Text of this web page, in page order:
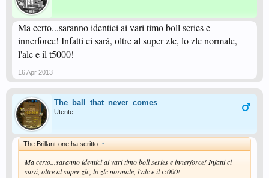
Ma certo...saranno identici ai vari timo boll series e
innerforce! Infatti ci sará, oltre al super zlc, lo zlc normale,
l'alc e il t5000!
16 Apr 2013
The_ball_that_never_comes
Utente
The Brillant-one ha scritto: ↑
Ma certo...saranno identici ai vari timo boll series e innerforce! Infatti ci
sará, oltre al super zlc, lo zlc normale, l'alc e il t5000!